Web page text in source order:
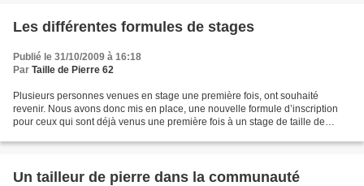
Les différentes formules de stages
Publié le 31/10/2009 à 16:18
Par Taille de Pierre 62
Plusieurs personnes venues en stage une première fois, ont souhaité
revenir. Nous avons donc mis en place, une nouvelle formule d’inscription
pour ceux qui sont déjà venus une première fois à un stage de taille de
Un tailleur de pierre dans la communauté